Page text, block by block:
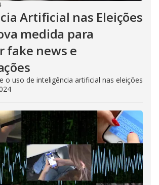
Artificial nas Eleições
medida para
fake news e
o uso de inteligência artificial nas eleições